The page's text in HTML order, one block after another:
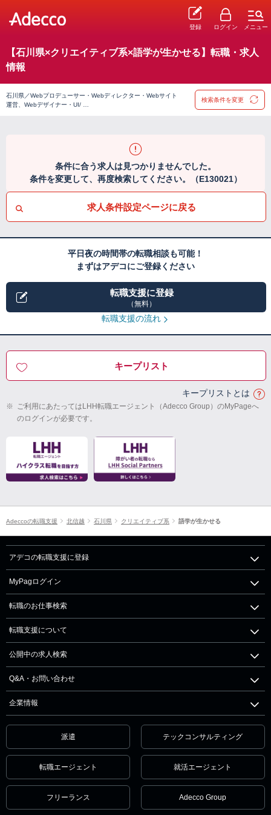
登録 ログイン メニュー
【石川県×クリエイティブ系×語学が生かせる】転職・求人
情報
石川県／Webプロデューサー・Webディレクター・Webサイト
運営、Webデザイナー・UI/ …
検索条件を変更
条件に合う求人は見つかりませんでした。
条件を変更して、再度検索してください。（E130021）
求人条件設定ページに戻る
平日夜の時間帯の転職相談も可能！
まずはアデコにご登録ください
転職支援に登録
（無料）
転職支援の流れ
キープリスト
キープリストとは
※ ご利用にあたってはLHH転職エージェント（Adecco Group）のMyPageへ
のログインが必要です。
Adeccoの転職支援 北信越 石川県 クリエイティブ系 語学が生かせる
アデコの転職支援に登録
MyPagログイン
転職のお仕事検索
転職支援について
公開中の求人検索
Q&A・お問い合わせ
企業情報
派遣 テックコンサルティング
転職エージェント 就活エージェント
フリーランス Adecco Group